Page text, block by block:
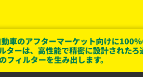
車のアフターマーケット向けに100
ターは、高性能で精密に設計されたろ
ィルターを生み出します。